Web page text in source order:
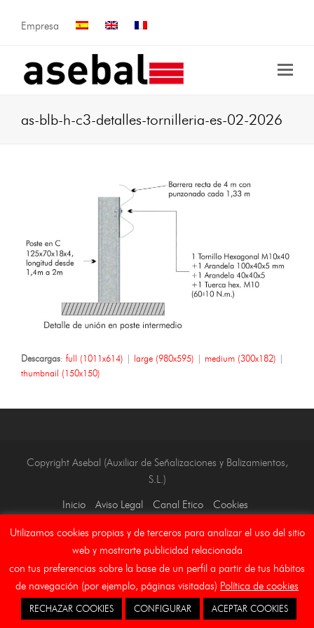
Empresa
as-blb-h-c3-detalles-tornilleria-es-02-2026
Descargas: full (1011x614) | large (980x595) | medium (300x182) |
thumbnail (150x150)
Copyright Asebal (Auxiliar de Señalizaciones y Balizamientos,
S.L.)
Inicio
Aviso Legal Canal Etico Cookies
Utilizamos cookies propias y de terceros para analizar el uso del sitio
web y mostrarte publicidad relacionada
con tus preferencias sobre la base de un perfil a partir de tus hábitos
de navegación (por ejemplo, páginas visitadas) Política de cookies
RECHAZAR COOKIES CONFIGURAR ACEPTAR COOKIES